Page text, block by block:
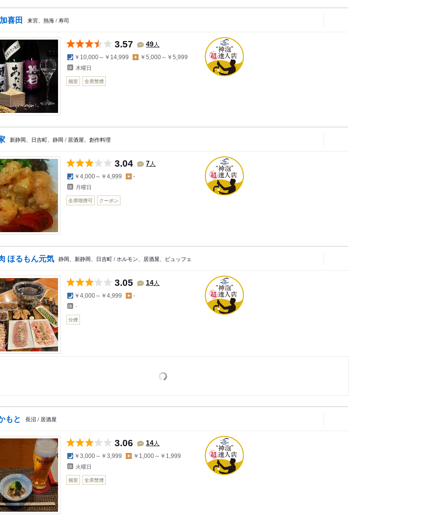
喜田 来宮、熱海 / 寿司
3.57 49人
夜の予算
￥10,000～￥14,999 昼の予算
￥5,000～￥5,999
木曜日
個室 全席禁煙
新静岡、日吉町、静岡 / 居酒屋、創作料理
3.04 7人
夜の予算
￥4,000～￥4,999 昼の予算
-
月曜日
全席喫煙可 クーポン
ほるもん元気 静岡、新静岡、日吉町 / ホルモン、居酒屋、ビュッフェ
3.05 14人
夜の予算
￥4,000～￥4,999 昼の予算
-
-
分煙
もと 長沼 / 居酒屋
3.06 14人
夜の予算
￥3,000～￥3,999 昼の予算
￥1,000～￥1,999
火曜日
個室 全席禁煙